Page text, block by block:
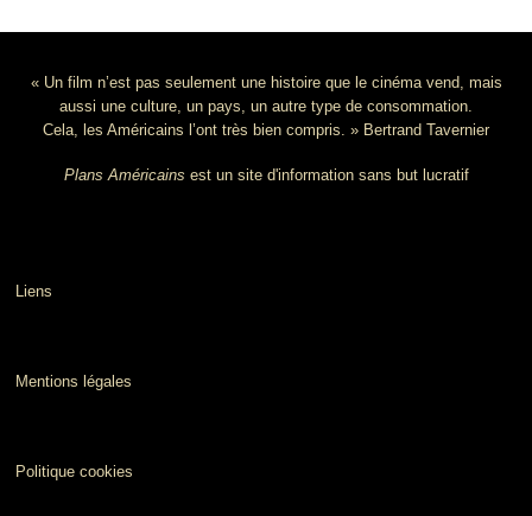
« Un film n’est pas seulement une histoire que le cinéma vend, mais
aussi une culture, un pays, un autre type de consommation.
Cela, les Américains l’ont très bien compris. » Bertrand Tavernier
Plans Américains est un site d'information sans but lucratif
Liens
Mentions légales
Politique cookies